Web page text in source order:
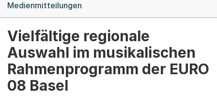
Medienmitteilungen
Vielfältige regionale
Auswahl im musikalischen
Rahmenprogramm der EURO
08 Basel